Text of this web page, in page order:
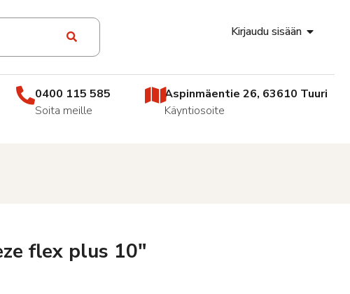
Kirjaudu sisään
0400 115 585
Soita meille
Aspinmäentie 26, 63610 Tuuri
Käyntiosoite
flex plus 10″